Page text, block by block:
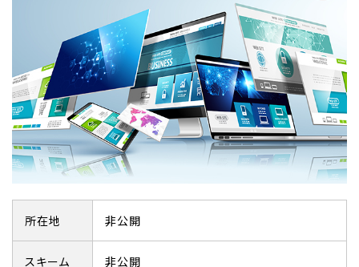
所在地 非公開
スキーム 非公開